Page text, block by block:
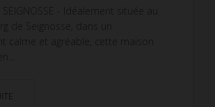
- SEIGNOSSE - Idéalement située au
de Seignosse, dans un
calme et agréable, cette maison